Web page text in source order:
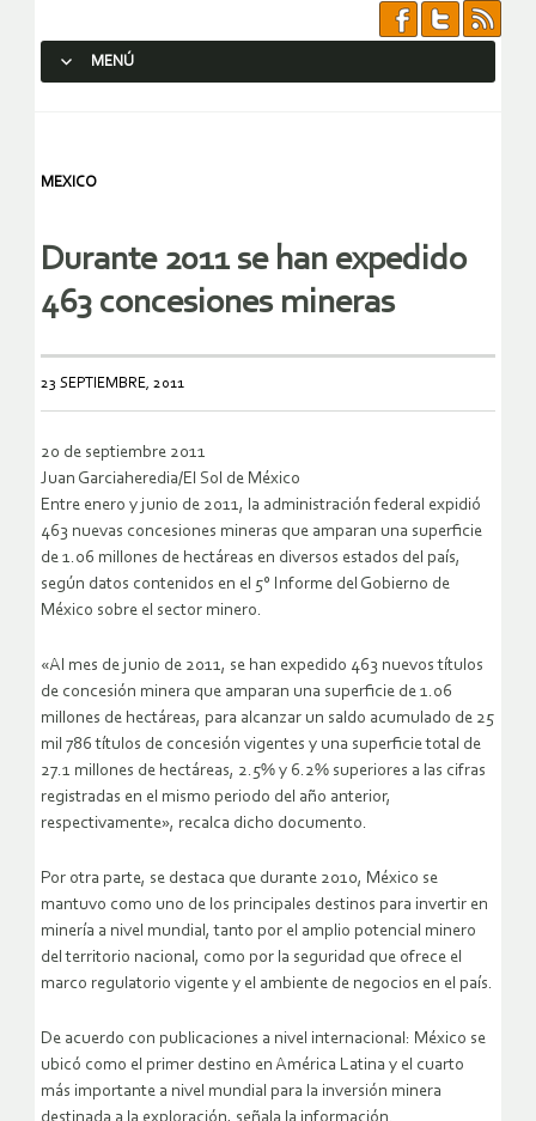
MENÚ
MEXICO
Durante 2011 se han expedido
463 concesiones mineras
23 SEPTIEMBRE, 2011
20 de septiembre 2011
Juan Garciaheredia/El Sol de México
Entre enero y junio de 2011, la administración federal expidió
463 nuevas concesiones mineras que amparan una superficie
de 1.06 millones de hectáreas en diversos estados del país,
según datos contenidos en el 5° Informe del Gobierno de
México sobre el sector minero.
«Al mes de junio de 2011, se han expedido 463 nuevos títulos
de concesión minera que amparan una superficie de 1.06
millones de hectáreas, para alcanzar un saldo acumulado de 25
mil 786 títulos de concesión vigentes y una superficie total de
27.1 millones de hectáreas, 2.5% y 6.2% superiores a las cifras
registradas en el mismo periodo del año anterior,
respectivamente», recalca dicho documento.
Por otra parte, se destaca que durante 2010, México se
mantuvo como uno de los principales destinos para invertir en
minería a nivel mundial, tanto por el amplio potencial minero
del territorio nacional, como por la seguridad que ofrece el
marco regulatorio vigente y el ambiente de negocios en el país.
De acuerdo con publicaciones a nivel internacional: México se
ubicó como el primer destino en América Latina y el cuarto
más importante a nivel mundial para la inversión minera